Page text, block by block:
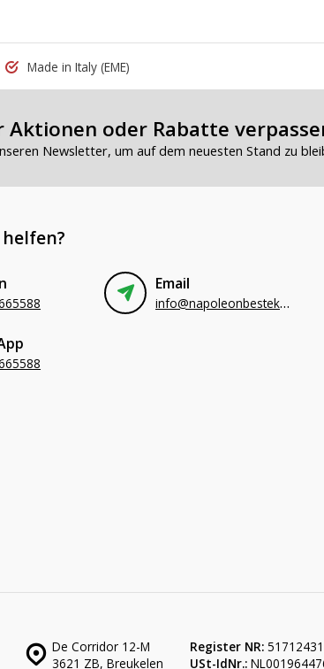
Made in Italy (EME)
Aktionen oder Rabatte
Newsletter, um auf dem neuesten Stand zu
Email
info@napoleonbestek.nl
De Corridor 12-M
3621 ZB, Breukelen
Register NR: 51712431
USt-IdNr.: